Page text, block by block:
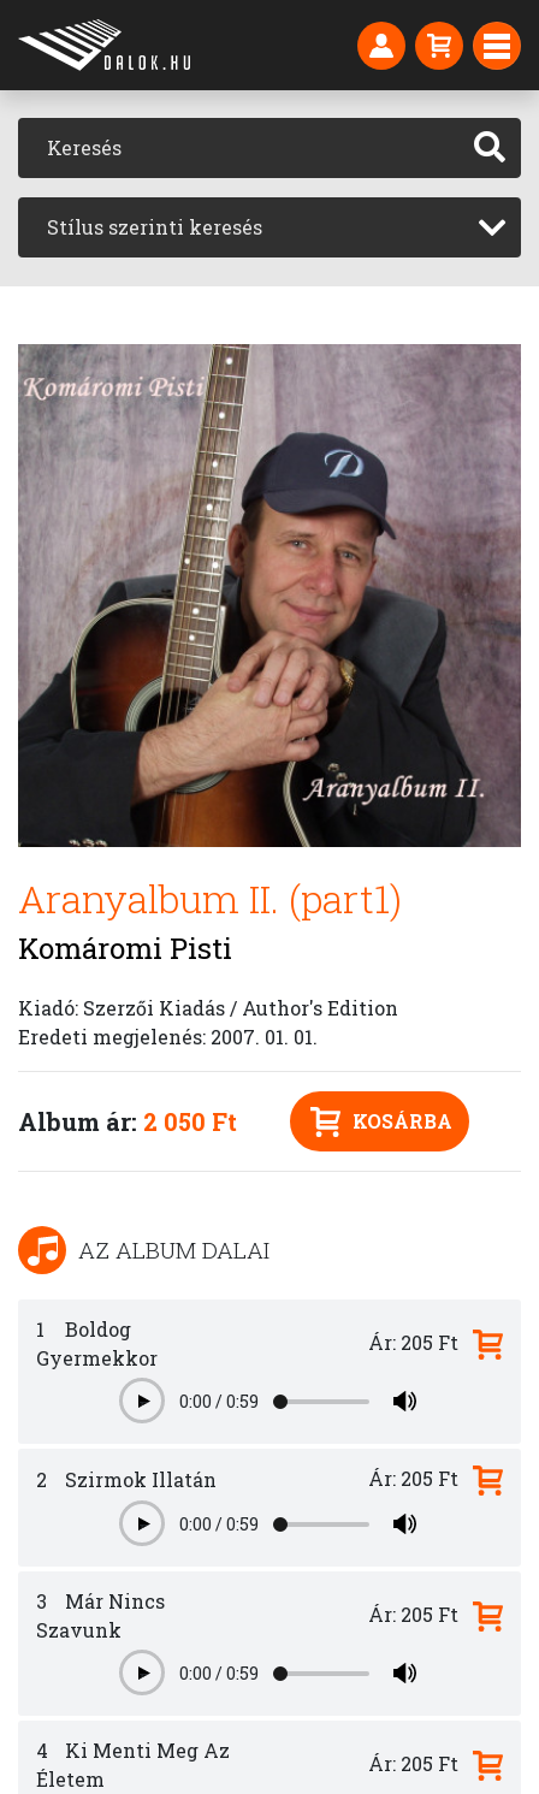
Stílus szerinti keresés
Aranyalbum II. (part1)
Komáromi Pisti
Kiadó: Szerzői Kiadás / Author's Edition
Eredeti megjelenés: 2007. 01. 01.
Album ár: 2 050 Ft KOSÁRBA
AZ ALBUM DALAI
1
Boldog
Gyermekkor
Play0:00 /0:59
Ár: 205 Ft
2 Szirmok Illatán
Play0:00 /0:59
Ár: 205 Ft
3
Már Nincs
Szavunk
Play0:00 /0:59
Ár: 205 Ft
4
Ki Menti Meg Az
Életem
Ár: 205 Ft